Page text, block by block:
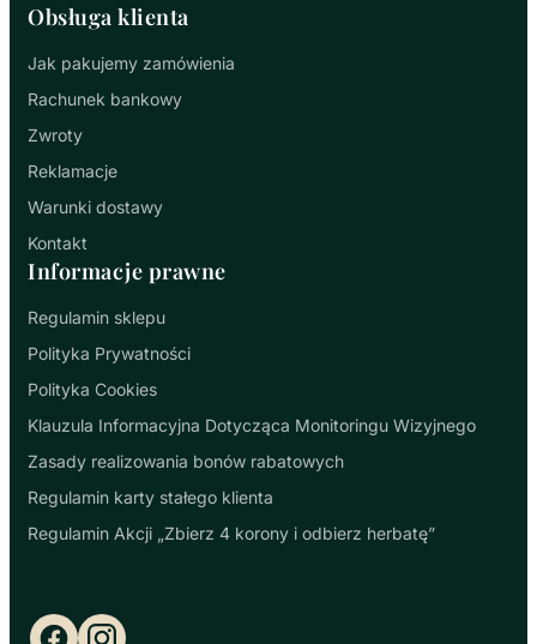
Obsługa klienta
Jak pakujemy zamówienia
Rachunek bankowy
Zwroty
Reklamacje
Warunki dostawy
Kontakt
Informacje prawne
Regulamin sklepu
Polityka Prywatności
Polityka Cookies
Klauzula Informacyjna Dotycząca Monitoringu Wizyjnego
Zasady realizowania bonów rabatowych
Regulamin karty stałego klienta
Regulamin Akcji „Zbierz 4 korony i odbierz herbatę”